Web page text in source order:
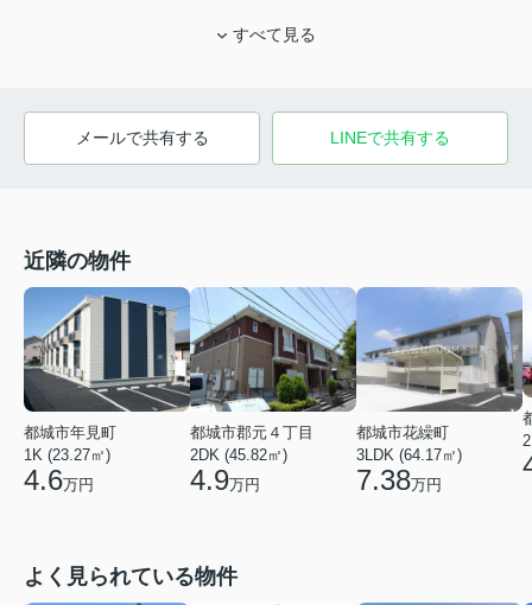
すべて見る
メールで共有する LINEで共有する
近隣の物件
都城市年見町
1K (23.27㎡)
4.6万円
都城市郡元４丁目
2DK (45.82㎡)
4.9万円
都城市花繰町
3LDK (64.17㎡)
7.38万円
よく見られている物件